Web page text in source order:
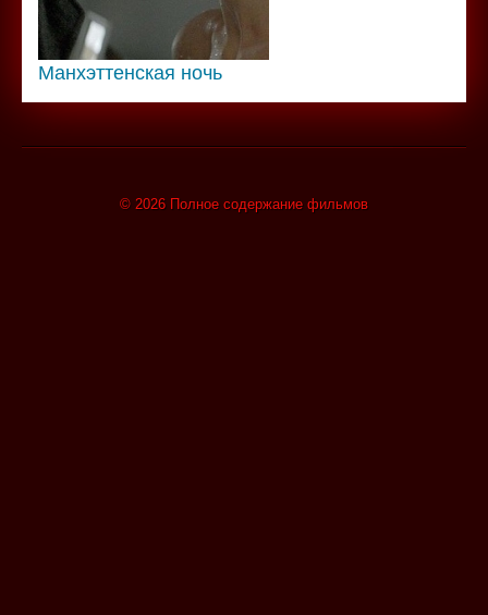
Манхэттенская ночь
© 2026 Полное содержание фильмов